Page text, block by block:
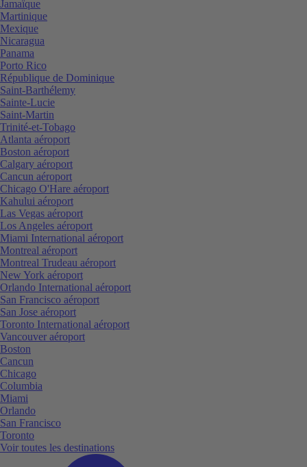
Jamaïque
Martinique
Mexique
Nicaragua
Panama
Porto Rico
République de Dominique
Saint-Barthélemy
Sainte-Lucie
Saint-Martin
Trinité-et-Tobago
Atlanta aéroport
Boston aéroport
Calgary aéroport
Cancun aéroport
Chicago O'Hare aéroport
Kahului aéroport
Las Vegas aéroport
Los Angeles aéroport
Miami International aéroport
Montreal aéroport
Montreal Trudeau aéroport
New York aéroport
Orlando International aéroport
San Francisco aéroport
San Jose aéroport
Toronto International aéroport
Vancouver aéroport
Boston
Cancun
Chicago
Columbia
Miami
Orlando
San Francisco
Toronto
Voir toutes les destinations